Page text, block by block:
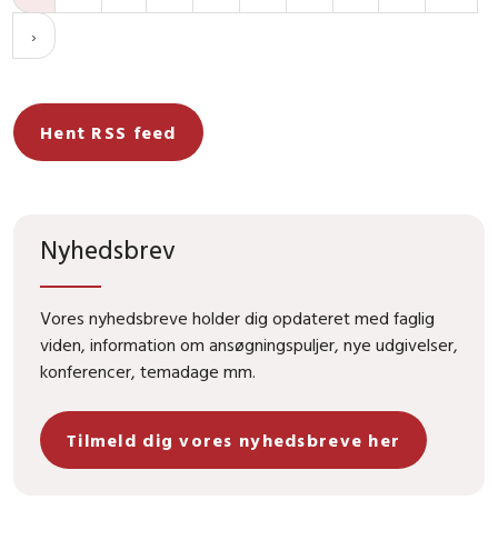
Hent RSS feed
Nyhedsbrev
Vores nyhedsbreve holder dig opdateret med faglig
viden, information om ansøgningspuljer, nye udgivelser,
konferencer, temadage mm.
Tilmeld dig vores nyhedsbreve her